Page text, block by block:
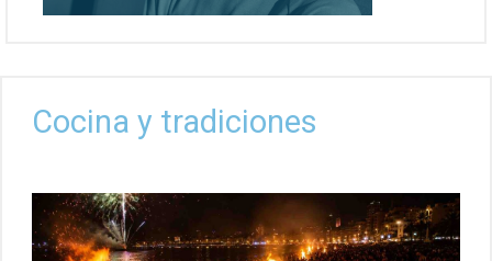
Cocina y tradiciones